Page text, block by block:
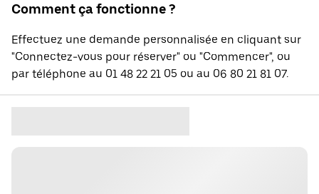
Comment ça fonctionne ?
Effectuez une demande personnalisée en cliquant sur
"Connectez-vous pour réserver" ou "Commencer", ou
par téléphone au 01 48 22 21 05 ou au 06 80 21 81 07.